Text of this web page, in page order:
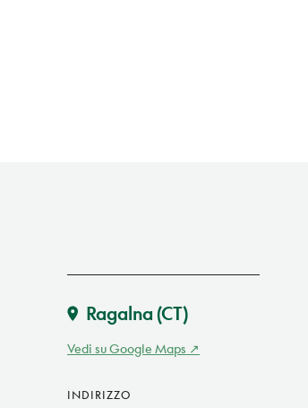
Ragalna (CT)
Vedi su Google Maps
INDIRIZZO